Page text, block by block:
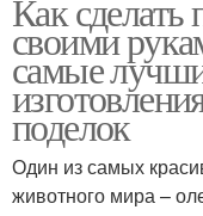
Как сделать
своими
самые
поделок
Один из самых
животного мира –